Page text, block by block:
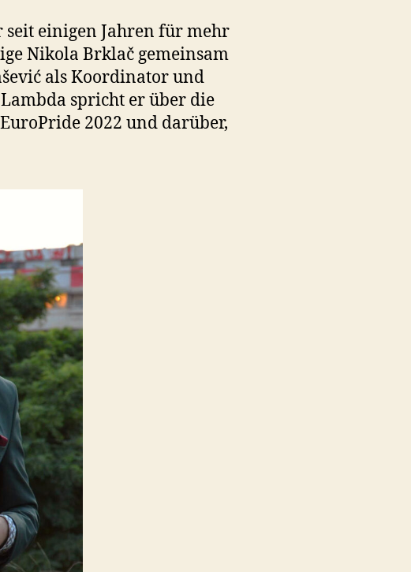
seit einigen Jahren für mehr
Nikola Brklač gemeinsam
als Koordinator und
spricht er über die
2022 und darüber,